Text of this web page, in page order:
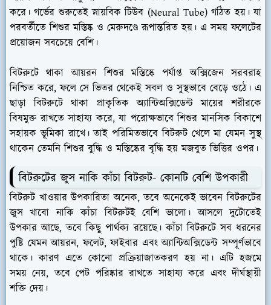
করে। গর্ভের শুরুতেই স্নায়বিক টিউব (Neural Tube) গঠিত হয়। যা
পরবর্তীতে শিশুর মস্তিষ্ক ও মেরুদণ্ডে রূপান্তরিত হয়। এ সময় ফলেটের
প্রয়োজন সবচেয়ে বেশি।
বিটরুটে থাকা আয়রন শিশুর মস্তিষ্কে পর্যাপ্ত অক্সিজেন সরবরাহ
নিশ্চিত করে, ফলে সে ভিতর থেকেই সবল ও সুস্থভাবে বেড়ে ওঠে। এ
ছাড়া বিটরুটে থাকা প্রাকৃতিক অ্যান্টিঅক্সিডেন্ট মায়ের শরীরকে
বিষমুক্ত রাখতে সাহায্য করে, যা পরোক্ষভাবে শিশুর মানসিক বিকাশে
সহায়ক ভূমিকা রাখে। তাই পরিমিতভাবে বিটরুট খেলে মা যেমন সুস্থ
থাকেন তেমনি শিশুর বুদ্ধি ও মস্তিষ্কের বৃদ্ধি হয় মজবুত ভিত্তির ওপর।
বিটরুটের জুস নাকি কাঁচা বিটরুট- কোনটি বেশি উপকারী
বিটরুট খাওয়ার উপকারিতা অনেক, তবে অনেকেই ভাবেন বিটরুটের
জুস খাবো নাকি কাঁচা বিটরুটই বেশি ভালো। আসলে দুটোতেই
উপকার আছে, তবে কিছু পার্থক্য রয়েছে। কাঁচা বিটরুটে সব ধরনের
পুষ্টি যেমন আয়রন, ফলেট, ফাইবার এবং অ্যান্টিঅক্সিডেন্ট সম্পূর্ণভাবে
থাকে। কারণ এতে কোনো প্রক্রিয়াজাতকরণ হয় না। এটি হজমে
সময় নেয়, তবে পেট পরিষ্কার রাখতে সাহায্য করে এবং দীর্ঘস্থায়ী
শক্তি দেয়।